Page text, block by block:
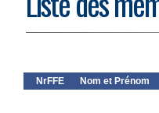
NrFFE Nom et Prénom